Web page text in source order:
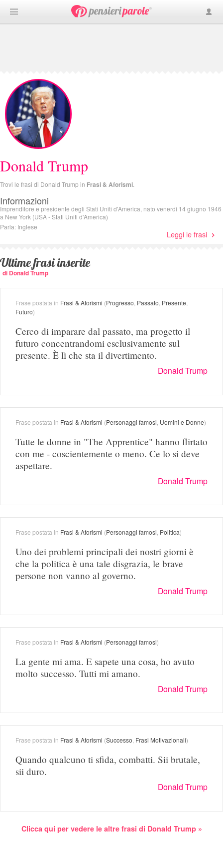
Donald Trump
Trovi le frasi di Donald Trump in Frasi & Aforismi
Informazioni
Imprenditore e presidente degli Stati Uniti d'America, nato venerdì 14 giugno 1946
a New York (USA - Stati Uniti d'America)
Parla: Inglese
Leggi le frasi
Ultime frasi inserite
di Donald Trump
Frase postata in Frasi & Aforismi (Progresso Passato Presente
Futuro)
Cerco di imparare dal passato, ma progetto il
futuro concentrandomi esclusivamente sul
presente. È lì che sta il divertimento.
Donald Trump
Frase postata in Frasi & Aforismi (Personaggi famosi Uomini e Donne)
Tutte le donne in "The Apprentice" hanno flirtato
con me - coscientemente o meno. Ce lo si deve
aspettare.
Donald Trump
Frase postata in Frasi & Aforismi (Personaggi famosi Politica)
Uno dei problemi principali dei nostri giorni è
che la politica è una tale disgrazia, le brave
persone non vanno al governo.
Donald Trump
Frase postata in Frasi & Aforismi (Personaggi famosi)
La gente mi ama. E sapete una cosa, ho avuto
molto successo. Tutti mi amano.
Donald Trump
Frase postata in Frasi & Aforismi (Successo, Frasi Motivazionali)
Quando qualcuno ti sfida, combatti. Sii brutale,
sii duro.
Donald Trump
Clicca qui per vedere le altre frasi di Donald Trump »